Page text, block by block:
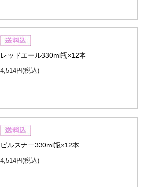
レッドエール330ml瓶×12本
4,514円(税込)
ピルスナー330ml瓶×12本
4,514円(税込)